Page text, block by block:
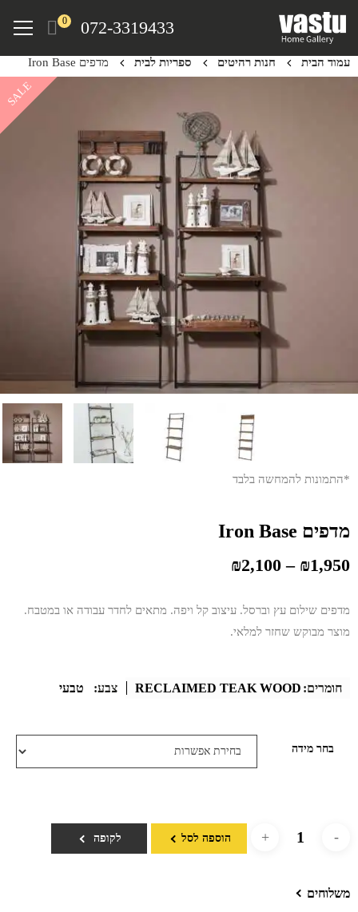
content
072-3319433
0
Menu
עמוד הבית חנות רהיטים ספריות לבית מדפים Iron Base
SALE
*התמונות להמחשה בלבד
מדפים Iron Base
₪1,950
–
₪2,100
מדפים שילום עץ וברסל. עיצוב קל ויפה. מתאים לחדר עבודה או במטבח.
מוצר מבוקש שחזר למלאי.
חומרים: RECLAIMED TEAK WOOD צבע: טבעי
בחר מידה
הוספה לסל לקופה
משלוחים